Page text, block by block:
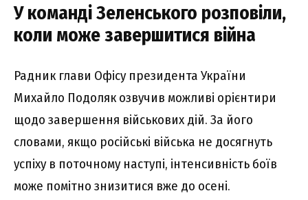
У команді Зеленського розповіли,
коли може завершитися війна
Радник глави Офісу президента України
Михайло Подоляк озвучив можливі орієнтири
щодо завершення військових дій. За його
словами, якщо російські війська не досягнуть
успіху в поточному наступі, інтенсивність боїв
може помітно знизитися вже до осені.